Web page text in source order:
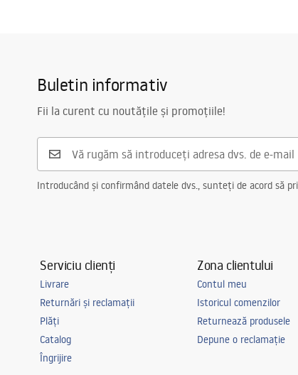
Buletin informativ
Fii la curent cu noutățile și promoțiile!
Introducând și confirmând datele dvs., sunteți de acord
Serviciu clienți
Livrare
Returnări și reclamații
Plăți
Catalog
Îngrijire
Zona clientului
Contul meu
Istoricul comenzilor
Returnează produsele
Depune o reclamație